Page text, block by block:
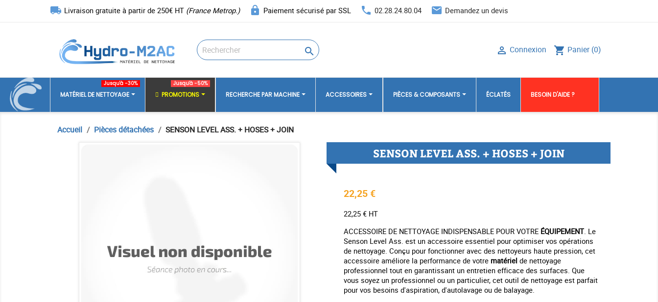
local_shipping Livraison gratuite à partir de 250€ HT (France Metrop.) lock Paiement sécurisé par SSL phone 02.28.24.80.04 email Demandez un devis
 shopping_cart Panier (0)
 Connexion
MATÉRIEL DE NETTOYAGE
Jusqu'à -30%
PROMOTIONS
Jusqu'à -50%
RECHERCHE PAR MACHINE ACCESSOIRES PIÈCES & COMPOSANTS ÉCLATÉS BESOIN D'AIDE ?
Accueil Pièces détachées SENSON LEVEL ASS. + HOSES + JOIN
SENSON LEVEL ASS. + HOSES + JOIN
22,25 €
22,25 € HT
ACCESSOIRE DE NETTOYAGE INDISPENSABLE POUR VOTRE ÉQUIPEMENT. Le
Senson Level Ass. est un accessoire essentiel pour optimiser vos opérations
de nettoyage. Conçu pour fonctionner avec des nettoyeurs haute pression, cet
accessoire améliore la performance de votre matériel de nettoyage
professionnel tout en garantissant un entretien efficace des surfaces. Que
vous soyez un professionnel ou un particulier, cet outil de nettoyage est parfait
pour vos besoins d'aspiration, d'autolavage ou de balayage.